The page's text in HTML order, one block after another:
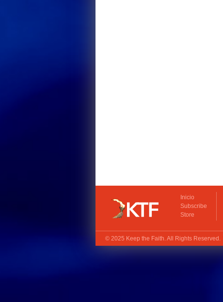
Inicio
Subscribe
Store
© 2025 Keep the Faith. All Rights Reserved.